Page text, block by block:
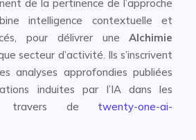
de la pertinence de l’approche
intelligence contextuelle et
pour délivrer uneAlchimie
secteur d’activité. Ils s’inscrivent
analyses approfondies publiées
induites par l’IA dans les
travers de twenty-one-ai-